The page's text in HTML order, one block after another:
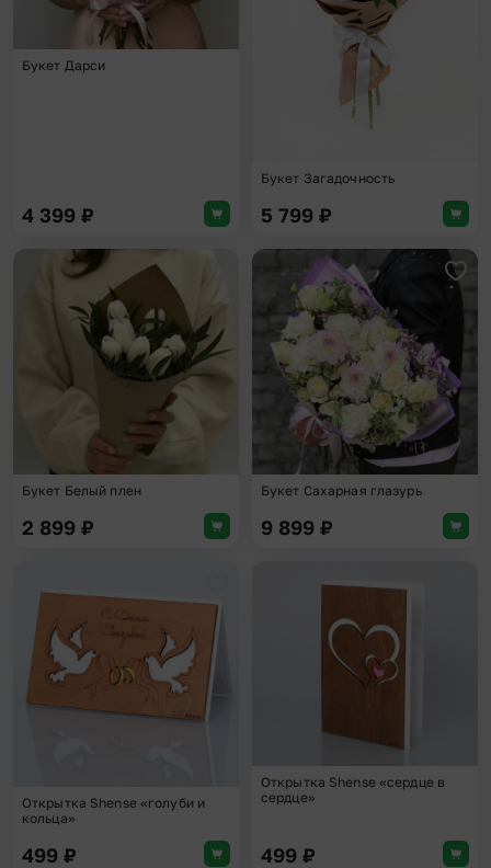
Букет Дарси
4 399 ₽
Букет Загадочность
5 799 ₽
Добавить в избранное
Букет Белый плен
2 899 ₽
Букет Сахарная глазурь
9 899 ₽
Добавить в избранное
Открытка Shense «голуби и
кольца»
499 ₽
Открытка Shense «сердце в
сердце»
499 ₽